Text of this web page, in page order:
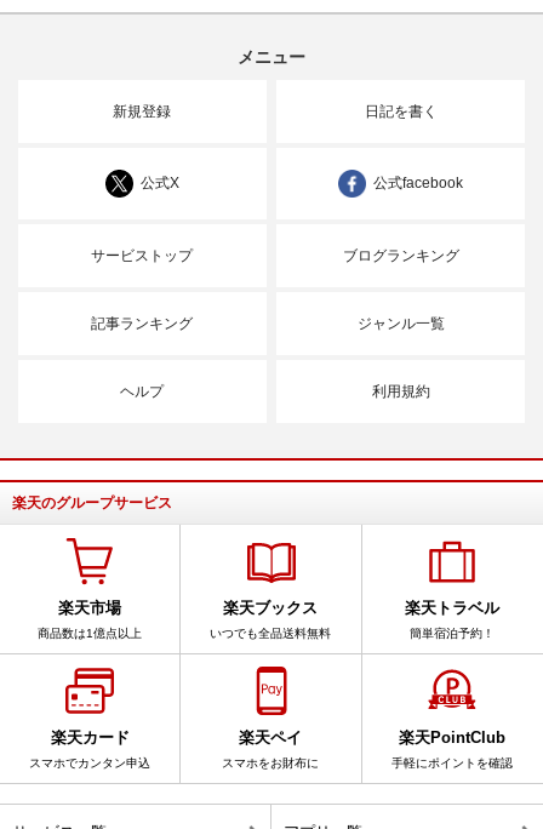
メニュー
新規登録 日記を書く
公式X 公式facebook
サービストップ ブログランキング
記事ランキング ジャンル一覧
ヘルプ 利用規約
楽天のグループサービス
楽天市場
商品数は1億点以上
楽天ブックス
いつでも全品送料無料
楽天トラベル
簡単宿泊予約！
楽天カード
スマホでカンタン申込
楽天ペイ
スマホをお財布に
楽天PointClub
手軽にポイントを確認